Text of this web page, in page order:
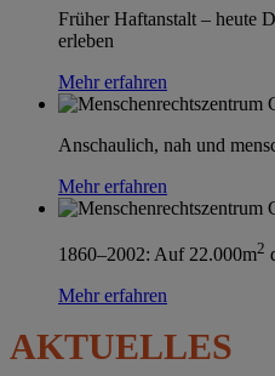
Früher Haftanstalt – heute
erleben
Mehr erfahren
Anschaulich, nah und
Mehr erfahren
1860–2002: Auf 22.000m2
Mehr erfahren
AKTUELLES